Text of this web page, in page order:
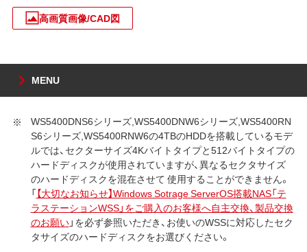
高画質画像/CAD図
MENU
WS5400DNS6シリーズ,WS5400DNW6シリーズ,WS5400RN
S6シリーズ,WS5400RNW6の4TBのHDDを搭載しているモデ
ルでは、セクターサイズ4Kバイトタイプと512バイトタイプの
ハードディスクが使用されていますが、異なるセクタサイズ
のハードディスクを混在させて 使用することができません。
「【大切なお知らせ】Windows Sotrage ServerOS搭載NAS「テ
ラステーションWSS」をご購入のお客様へ自主交換、製品交換
のお願い」を必ず参照いただき、お使いのWSSに対応したセク
タサイズのハードディスクをお選びください。